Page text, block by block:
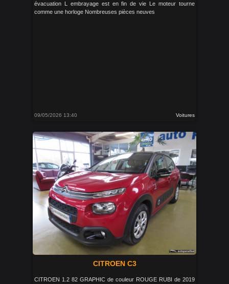
évacuation L embrayage est en fin de vie Le moteur tourne
comme une horloge Nombreuses pièces neuves
09/05/2026 13:40 Voitures
CITROEN C3
CITROEN 1.2 82 GRAPHIC de couleur ROUGE RUBI de 2019